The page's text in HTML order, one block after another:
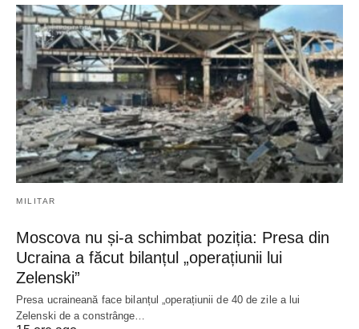
MILITAR
Moscova nu și-a schimbat poziția: Presa din
Ucraina a făcut bilanțul „operațiunii lui
Zelenski”
Presa ucraineană face bilanțul „operațiunii de 40 de zile a lui
Zelenski de a constrânge…